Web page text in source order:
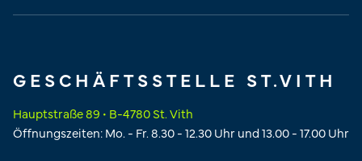
GESCHÄFTSSTELLE ST.VITH
Hauptstraße 89 • B-4780 St. Vith
Öffnungszeiten: Mo. - Fr. 8.30 - 12.30 Uhr und 13.00 - 17.00 Uhr